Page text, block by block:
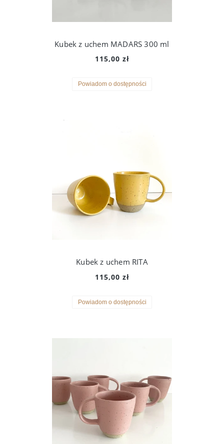
Kubek z uchem MADARS 300 ml
115,00 zł
Powiadom o dostępności
Kubek z uchem RITA
115,00 zł
Powiadom o dostępności